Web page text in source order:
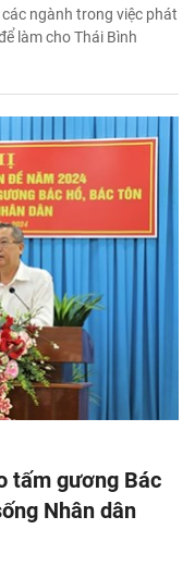
ngành trong việc phát
làm cho Thái Bình
tấm gương Bác
Nhân dân